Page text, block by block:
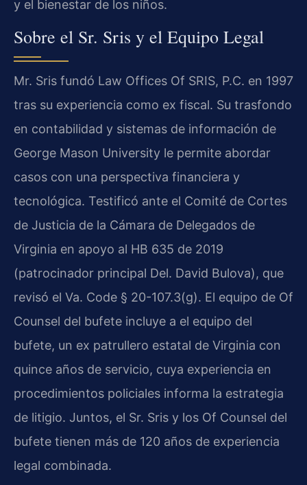
y el bienestar de los niños.
Sobre el Sr. Sris y el Equipo Legal
Mr. Sris fundó Law Offices Of SRIS, P.C. en 1997
tras su experiencia como ex fiscal. Su trasfondo
en contabilidad y sistemas de información de
George Mason University le permite abordar
casos con una perspectiva financiera y
tecnológica. Testificó ante el Comité de Cortes
de Justicia de la Cámara de Delegados de
Virginia en apoyo al HB 635 de 2019
(patrocinador principal Del. David Bulova), que
revisó el Va. Code § 20-107.3(g). El equipo de Of
Counsel del bufete incluye a el equipo del
bufete, un ex patrullero estatal de Virginia con
quince años de servicio, cuya experiencia en
procedimientos policiales informa la estrategia
de litigio. Juntos, el Sr. Sris y los Of Counsel del
bufete tienen más de 120 años de experiencia
legal combinada.